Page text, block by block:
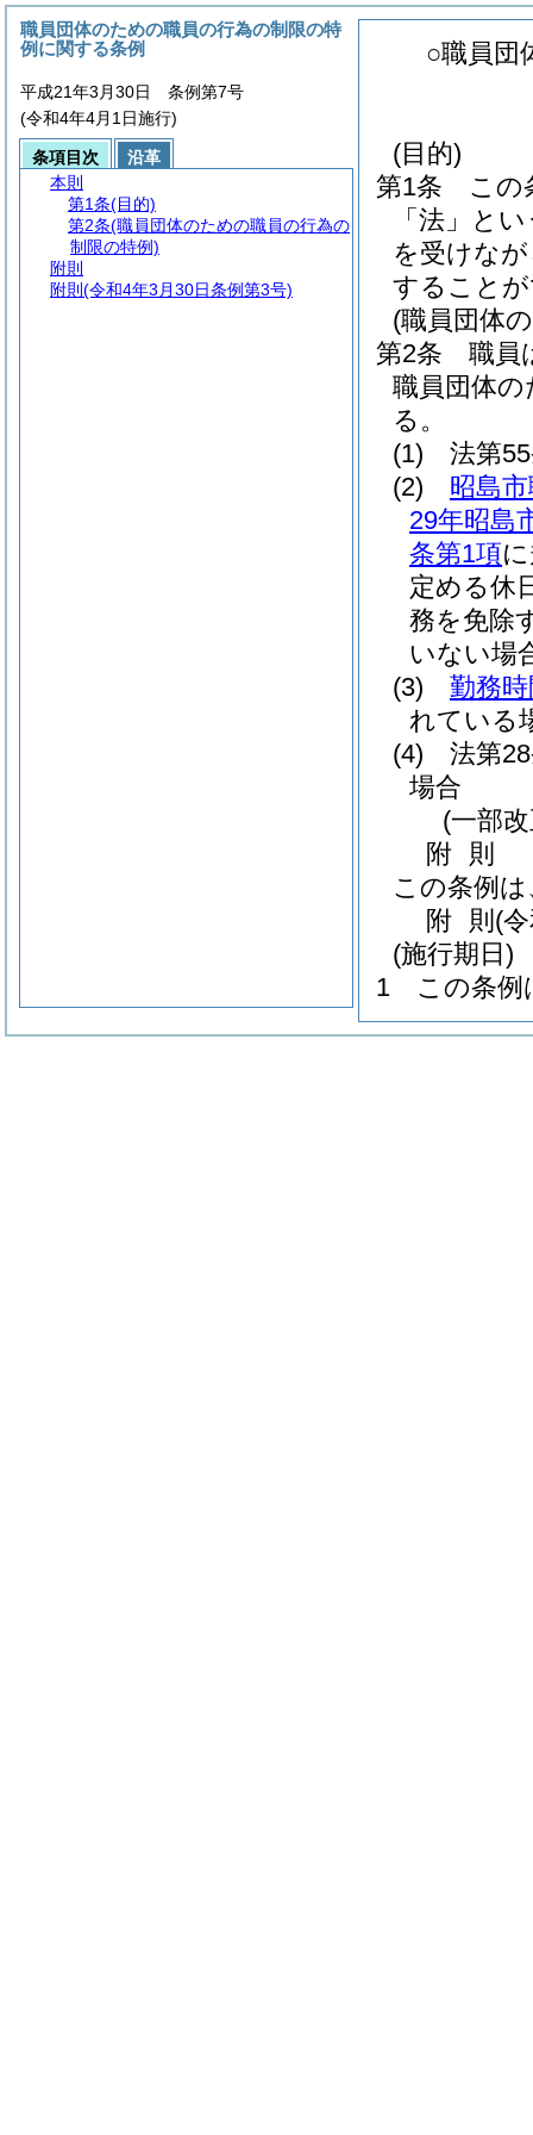
○職員団
(目的)
第1条
この
「法」と
を受けな
すること
(職員団体
第2条
職員
職員団体
る。
(1)
法第
(2)
昭島
29年昭島
条第1項
定める休
務を免除
いない場
(3)
勤務
れている
(4)
法第
場合
(一部
附 則
この条例
附 則 (
(施行期日)
1
この条例
職員団体のための職員の行為の制限の特
例に関する条例
平成21年3月30日 条例第7号
(令和4年4月1日施行)
条項目次
沿革
本則
第1条(目的)
第2条(職員団体のための職員の行為の
制限の特例)
附則
附則 (令和4年3月30日条例第3号)